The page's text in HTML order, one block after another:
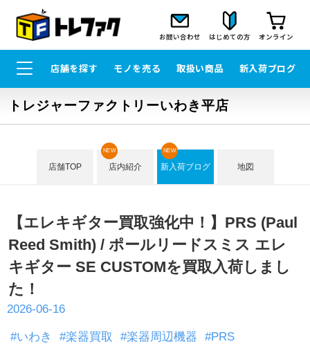
お問い合わせ はじめての方 オンライン
店舗を探す モノを売る 取扱い商品 新入荷ブログ
トレジャーファクトリーいわき平店
店舗TOP 店内紹介
NEW
新入荷ブログ
NEW
地図
【エレキギター買取強化中！】PRS (Paul
Reed Smith) / ポールリードスミス エレ
キギター SE CUSTOMを買取入荷しまし
た！
2026-06-16
#いわき #楽器買取 #楽器周辺機器
#PRS